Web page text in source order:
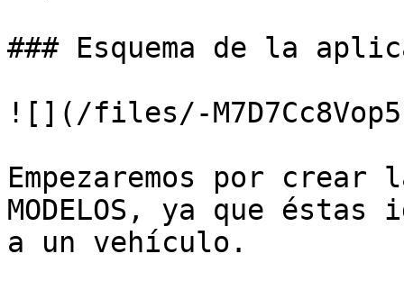
### Esquema de la
![](/files/-
Empezaremos por crear
MODELOS, ya que
a un vehículo.